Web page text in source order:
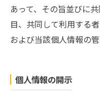
あって、その旨並びに
目、共同して利用する
および当該個人情報の
個人情報の開示